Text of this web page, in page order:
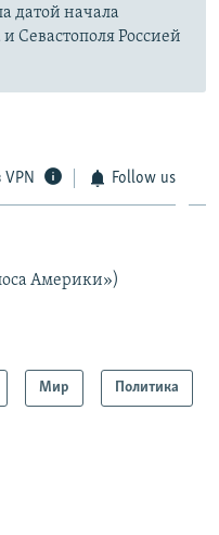
датой начала
Севастополя Россией
VPN Follow us
Америки»)
Мир Политика